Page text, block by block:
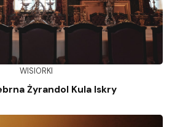
WISIORKI
Żyrandol Kula Iskry